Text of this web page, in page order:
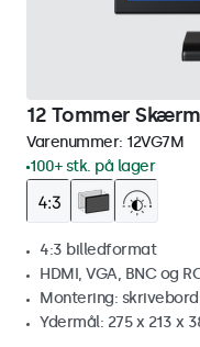
12 Tommer
Varenummer: 12VG7M
100+ stk. på lager
4:3 billedformat
HDMI, VGA, BNC og
Montering:
Ydermål: 275 x 213 x